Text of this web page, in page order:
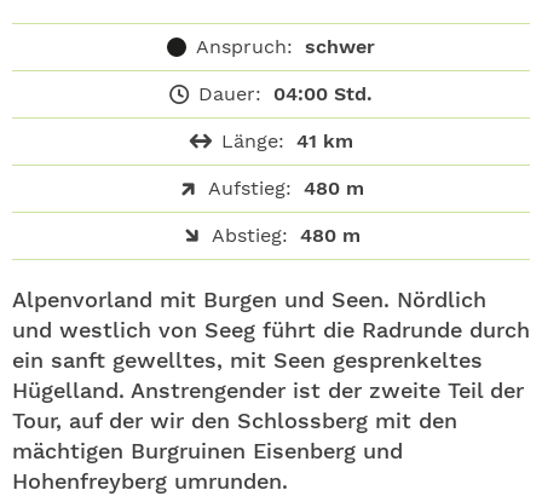
Anspruch: schwer
Dauer: 04:00 Std.
Länge: 41 km
Aufstieg: 480 m
Abstieg: 480 m
Alpenvorland mit Burgen und Seen. Nördlich
und westlich von Seeg führt die Radrunde durch
ein sanft gewelltes, mit Seen gesprenkeltes
Hügelland. Anstrengender ist der zweite Teil der
Tour, auf der wir den Schlossberg mit den
mächtigen Burgruinen Eisenberg und
Hohenfreyberg umrunden.
ALLE THEMEN
SHOP